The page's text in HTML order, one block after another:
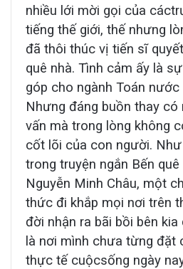
nhiều lới mời gọi của
tiếng thế giới, thế nhưng
đã thôi thúc vị tiến sĩ
quê nhà. Tình cảm ấy là
góp cho ngành Toán nước
Nhưng đáng buồn thay
vấn mà trong lòng không
cốt lõi của con người.
trong truyện ngắn Bến
Nguyễn Minh Châu, một
thức đi khắp mọi nơi trên
đời nhận ra bãi bồi bên
là nơi mình chưa từng đặt
thực tế cuộcsống ngày